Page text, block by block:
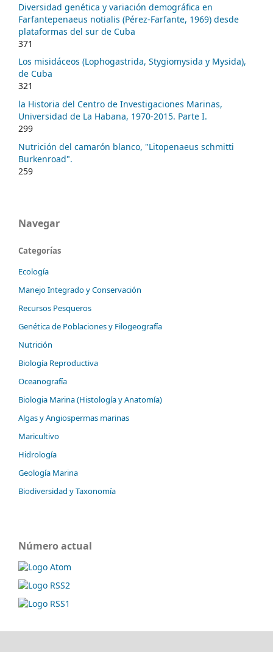
Diversidad genética y variación demográfica en
Farfantepenaeus notialis (Pérez-Farfante, 1969) desde
plataformas del sur de Cuba
371
Los misidáceos (Lophogastrida, Stygiomysida y Mysida),
de Cuba
321
la Historia del Centro de Investigaciones Marinas,
Universidad de La Habana, 1970-2015. Parte I.
299
Nutrición del camarón blanco, "Litopenaeus schmitti
Burkenroad".
259
Navegar
Categorías
Ecología
Manejo Integrado y Conservación
Recursos Pesqueros
Genética de Poblaciones y Filogeografía
Nutrición
Biología Reproductiva
Oceanografía
Biologia Marina (Histología y Anatomía)
Algas y Angiospermas marinas
Maricultivo
Hidrología
Geología Marina
Biodiversidad y Taxonomía
Número actual